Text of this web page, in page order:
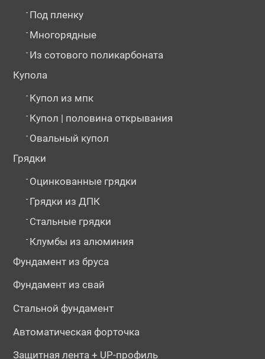
- Под пленку
- Многорядные
- Из сотового поликарбоната
Купола
- Купол из мпк
- Купол | половина открывания
- Овальный купол
Грядки
- Оцинкованные грядки
- Грядки из ДПК
- Стальные грядки
- Клумбы из алюминия
Фундамент из бруса
Фундамент из свай
Стальной фундамент
Автоматическая форточка
Защитная лента + UP-профиль